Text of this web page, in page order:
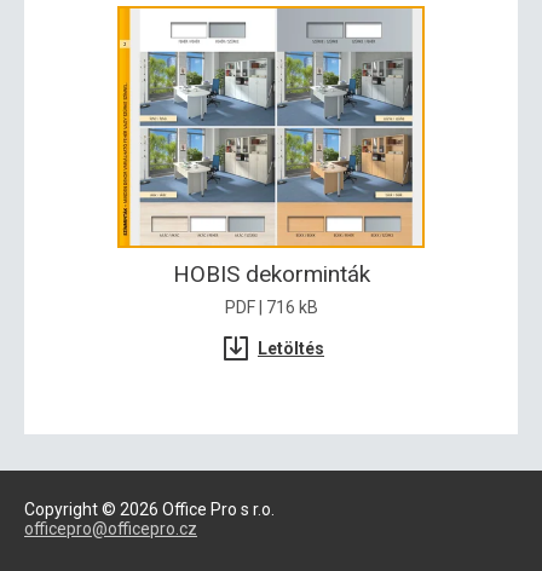
HOBIS dekorminták
PDF | 716 kB
Letöltés
Copyright © 2026 Office Pro s r.o.
officepro@officepro.cz